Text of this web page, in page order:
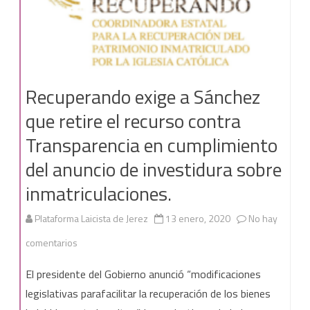
Recuperando exige a Sánchez
que retire el recurso contra
Transparencia en cumplimiento
del anuncio de investidura sobre
inmatriculaciones.
Plataforma Laicista de Jerez 13 enero, 2020
No hay
comentarios
exige
El presidente del Gobierno anunció “modificaciones
legislativas parafacilitar la recuperación de los bienes